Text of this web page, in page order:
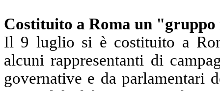
Costituito a Roma un
Il 9 luglio si è costituito a
alcuni rappresentanti di
governative e da parlamentari